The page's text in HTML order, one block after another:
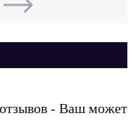
отзывов - Ваш может